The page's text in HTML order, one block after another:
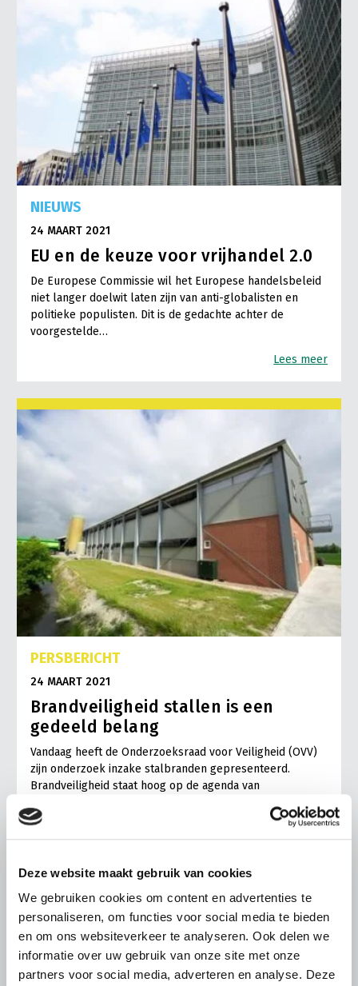
Deze website maakt gebruik van cookies
We gebruiken cookies om content en advertenties te
personaliseren, om functies voor social media te bieden
en om ons websiteverkeer te analyseren. Ook delen we
informatie over uw gebruik van onze site met onze
partners voor social media, adverteren en analyse. Deze
NIEUWS
24 MAART 2021
EU en de keuze voor vrijhandel 2.0
De Europese Commissie wil het Europese handelsbeleid
niet langer doelwit laten zijn van anti-globalisten en
politieke populisten. Dit is de gedachte achter de
voorgestelde…
Lees meer
PERSBERICHT
24 MAART 2021
Brandveiligheid stallen is een
gedeeld belang
Vandaag heeft de Onderzoeksraad voor Veiligheid (OVV)
zijn onderzoek inzake stalbranden gepresenteerd.
Brandveiligheid staat hoog op de agenda van
Lees meer